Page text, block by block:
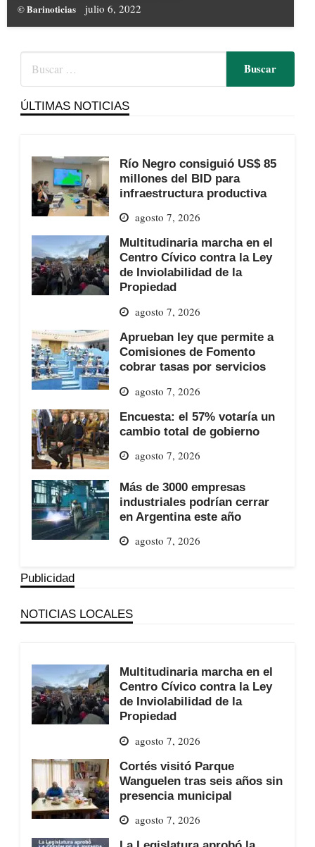
© Barinoticias julio 6, 2022
ÚLTIMAS NOTICIAS
Río Negro consiguió US$ 85
millones del BID para
infraestructura productiva
agosto 7, 2026
Multitudinaria marcha en el
Centro Cívico contra la Ley
de Inviolabilidad de la
Propiedad
agosto 7, 2026
Aprueban ley que permite a
Comisiones de Fomento
cobrar tasas por servicios
agosto 7, 2026
Encuesta: el 57% votaría un
cambio total de gobierno
agosto 7, 2026
Más de 3000 empresas
industriales podrían cerrar
en Argentina este año
agosto 7, 2026
Publicidad
NOTICIAS LOCALES
Multitudinaria marcha en el
Centro Cívico contra la Ley
de Inviolabilidad de la
Propiedad
agosto 7, 2026
Cortés visitó Parque
Wanguelen tras seis años sin
presencia municipal
agosto 7, 2026